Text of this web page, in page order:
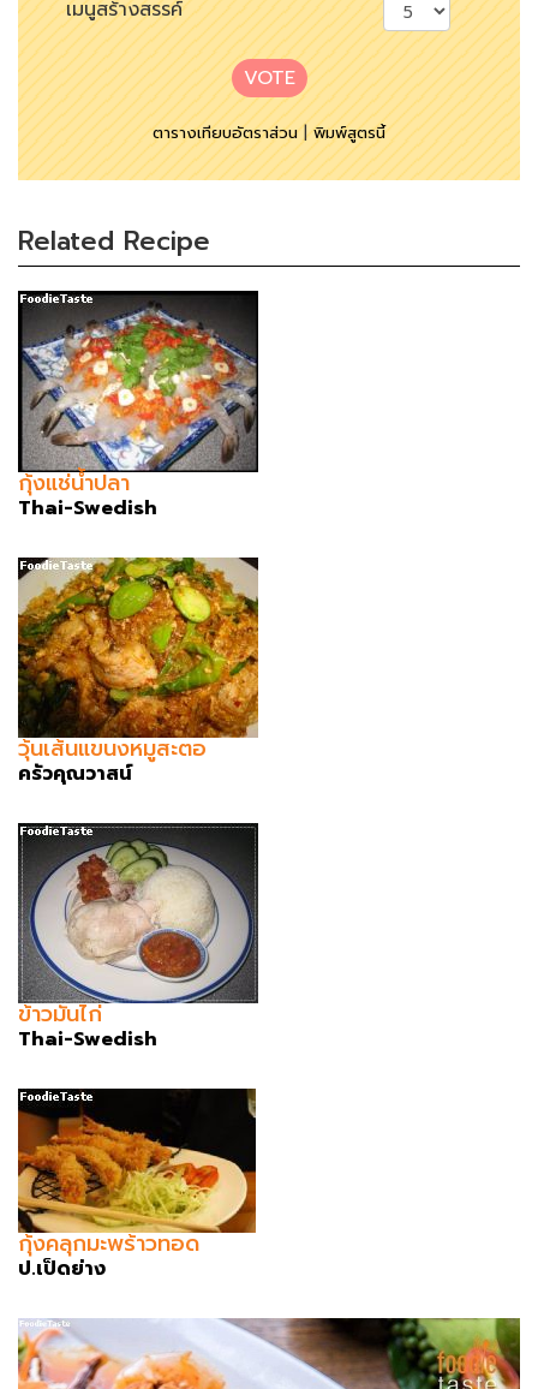
เมนูสร้างสรรค์
VOTE
ตารางเทียบอัตราส่วน|พิมพ์สูตรนี้
Related Recipe
กุ้งแช่น้ำปลา
Thai-Swedish
วุ้นเส้นแขนงหมูสะตอ
ครัวคุณวาสน์
ข้าวมันไก่
Thai-Swedish
กุ้งคลุกมะพร้าวทอด
ป.เป็ดย่าง